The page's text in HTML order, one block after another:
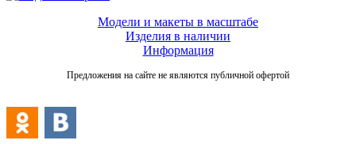
Модели и макеты в масштабе
Изделия в наличии
Информация
Предложения на сайте не являются публичной офертой